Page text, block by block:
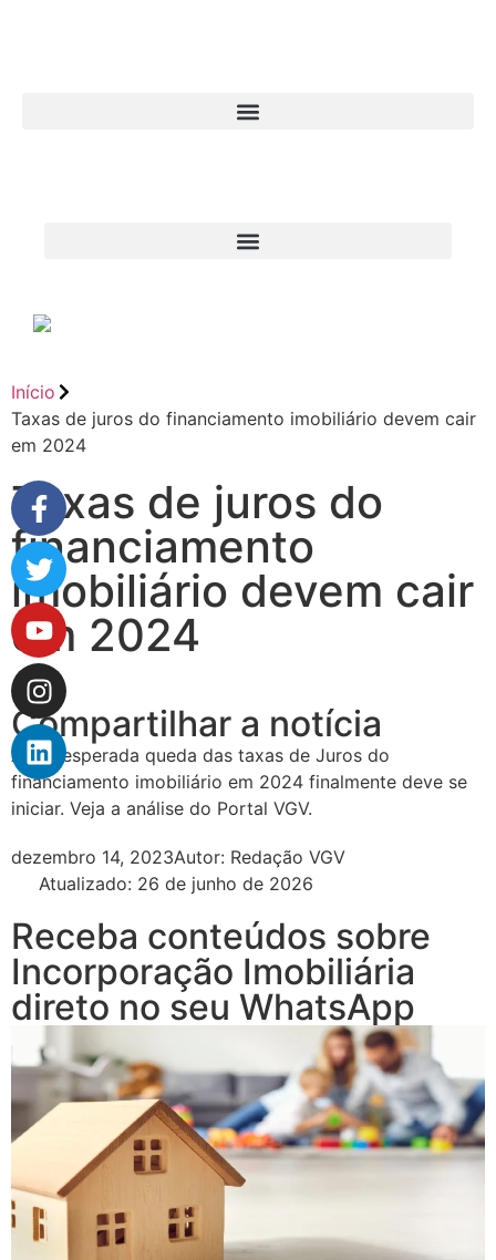
Início
Taxas de juros do financiamento imobiliário devem cair
em 2024
Taxas de juros do
financiamento
imobiliário devem cair
em 2024
Compartilhar a notícia
A tão esperada queda das taxas de Juros do
financiamento imobiliário em 2024 finalmente deve se
iniciar. Veja a análise do Portal VGV.
dezembro 14, 2023Autor: Redação VGV
Atualizado: 26 de junho de 2026
Receba conteúdos sobre
Incorporação Imobiliária
direto no seu WhatsApp